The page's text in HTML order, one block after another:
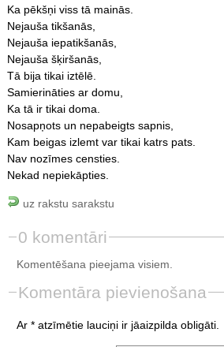
Ka pēkšņi viss tā mainās.
Nejauša tikšanās,
Nejauša iepatikšanās,
Nejauša šķiršanās,
Tā bija tikai iztēlē.
Samierināties ar domu,
Ka tā ir tikai doma.
Nosapņots un nepabeigts sapnis,
Kam beigas izlemt var tikai katrs pats.
Nav nozīmes censties.
Nekad nepiekāpties.
uz rakstu sarakstu
0 komentāri
Komentēšana pieejama visiem.
Komentāra pievienošana
Ar * atzīmētie lauciņi ir jāaizpilda obligāti.